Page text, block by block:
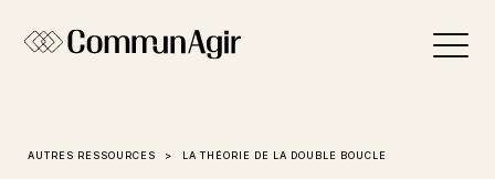
AUTRES RESSOURCES LA THÉORIE DE LA DOUBLE BOUCLE